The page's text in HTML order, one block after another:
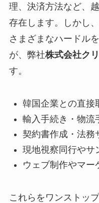
理、決済方法など、
存在します。しかし
さまざまなハードル
が、弊社株式会社ク
す。
韓国企業との直接
輸入手続き・物流
契約書作成・法務
現地視察同行やサ
ウェブ制作やマー
これらをワンストッ